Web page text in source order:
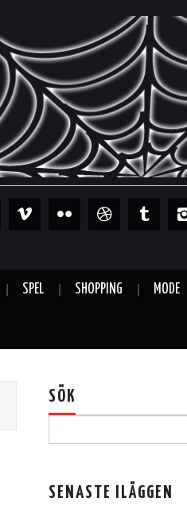
SPEL SHOPPING MODE
SÖK
SENASTE ILÄGGEN